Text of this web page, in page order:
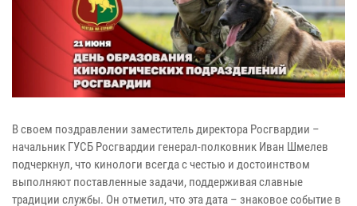
В своем поздравлении заместитель директора Росгвардии –
начальник ГУСБ Росгвардии генерал-полковник Иван Шмелев
подчеркнул, что кинологи всегда с честью и достоинством
выполняют поставленные задачи, поддерживая славные
традиции службы. Он отметил, что эта дата – знаковое событие в